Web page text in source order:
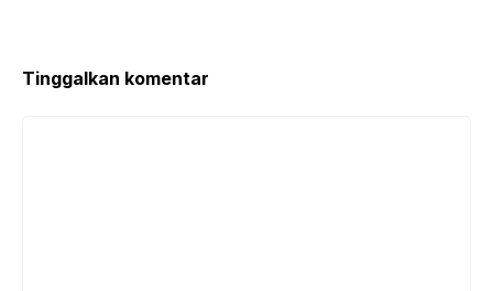
Tinggalkan komentar